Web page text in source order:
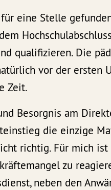
eine Stelle
qualifizieren. Die
vor der ersten
Zeit.
Besorgnis am
die einzige
richtig. Für mich
zu
neben den